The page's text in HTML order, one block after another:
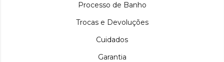
Processo de Banho
Trocas e Devoluções
Cuidados
Garantia